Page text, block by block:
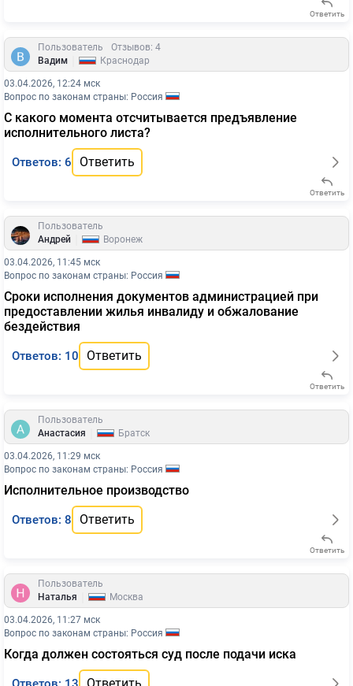
Ответить
Пользователь
Отзывов: 4
Вадим
Краснодар
03.04.2026, 12:24 мск
Вопрос по законам страны: Россия
С какого момента отсчитывается предъявление
исполнительного листа?
Ответов: 6 Ответить
Ответить
Пользователь
Андрей
Воронеж
03.04.2026, 11:45 мск
Вопрос по законам страны: Россия
Сроки исполнения документов администрацией при
предоставлении жилья инвалиду и обжалование
бездействия
Ответов: 10 Ответить
Ответить
Пользователь
Анастасия
Братск
03.04.2026, 11:29 мск
Вопрос по законам страны: Россия
Исполнительное производство
Ответов: 8 Ответить
Ответить
Пользователь
Наталья
Москва
03.04.2026, 11:27 мск
Вопрос по законам страны: Россия
Когда должен состояться суд после подачи иска